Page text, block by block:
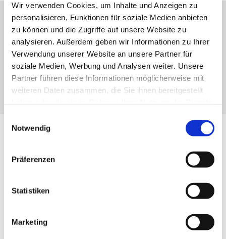
Wir verwenden Cookies, um Inhalte und Anzeigen zu
personalisieren, Funktionen für soziale Medien anbieten
zu können und die Zugriffe auf unsere Website zu
analysieren. Außerdem geben wir Informationen zu Ihrer
Verwendung unserer Website an unsere Partner für
soziale Medien, Werbung und Analysen weiter. Unsere
Partner führen diese Informationen möglicherweise mit
weiteren Daten zusammen, die Sie ihnen bereitgestellt
Notwendig
Präferenzen
Statistiken
Marketing
Donnerstag, 10. Juni 2027, 16:00 - 18:00
Uhr
Nanzenbach, Hauptstr. 19, 35690
Dillenburg